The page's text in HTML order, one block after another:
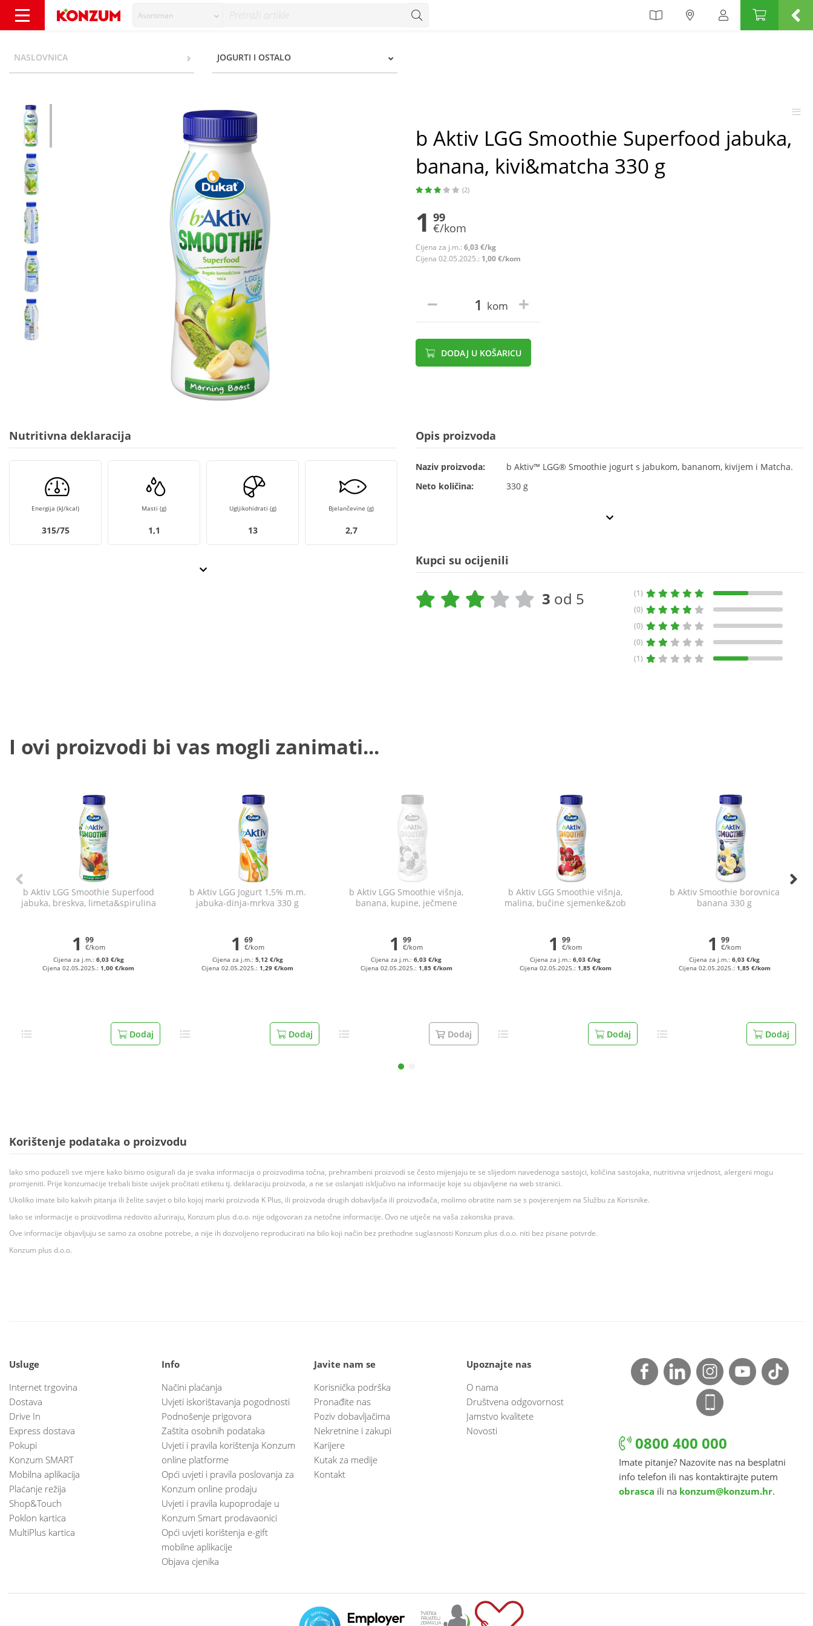
Asortiman
NASLOVNICA JOGURTI I OSTALO
b Aktiv LGG Smoothie Superfood jabuka,
banana, kivi&matcha 330 g
(2)
1 99
€/kom
Cijena za j.m.: 6,03 €/kg
Cijena 02.05.2025.: 1,00 €/kom
kom
DODAJ U KOŠARICU
Nutritivna deklaracija
Energija (kJ/kcal)
315/75
Masti (g)
1,1
Ugljikohidrati (g)
13
Bjelančevine (g)
2,7
Opis proizvoda
Naziv proizvoda:
b Aktiv™ LGG® Smoothie jogurt s jabukom, bananom, kivijem i Matcha.
Neto količina:
330 g
Kupci su ocijenili
3 od 5
(1)
(0)
(0)
(0)
(1)
I ovi proizvodi bi vas mogli zanimati...
b Aktiv LGG Smoothie Superfood
jabuka, breskva, limeta&spirulina
1 99
€/kom
Cijena za j.m.: 6,03 €/kg
Cijena 02.05.2025.:1,00 €/kom
Dodaj
b Aktiv LGG Jogurt 1,5% m.m.
jabuka-dinja-mrkva 330 g
1 69
€/kom
Cijena za j.m.: 5,12 €/kg
Cijena 02.05.2025.:1,29 €/kom
Dodaj
b Aktiv LGG Smoothie višnja,
banana, kupine, ječmene
1 99
€/kom
Cijena za j.m.:6,03 €/kg
Cijena 02.05.2025.: 1,85 €/kom
Dodaj
b Aktiv LGG Smoothie višnja,
malina, bučine sjemenke&zob
1 99
€/kom
Cijena za j.m.:6,03 €/kg
Cijena 02.05.2025.: 1,85 €/kom
Dodaj
b Aktiv Smoothie borovnica
banana 330 g
1 99
€/kom
Cijena za j.m.:6,03 €/kg
Cijena 02.05.2025.: 1,85 €/kom
Dodaj
Korištenje podataka o proizvodu
Iako smo poduzeli sve mjere kako bismo osigurali da je svaka informacija o proizvodima točna, prehrambeni proizvodi se često mijenjaju te se slijedom navedenoga sastojci, količina sastojaka, nutritivna vrijednost, alergeni mogu
promjeniti. Prije konzumacije trebali biste uvijek pročitati etiketu tj. deklaraciju proizvoda, a ne se oslanjati isključivo na informacije koje su objavljene na web stranici.
Ukoliko imate bilo kakvih pitanja ili želite savjet o bilo kojoj marki proizvoda K Plus, ili proizvoda drugih dobavljača ili proizvođača, molimo obratite nam se s povjerenjem na Službu za Korisnike.
Iako se informacije o proizvodima redovito ažuriraju, Konzum plus d.o.o. nije odgovoran za netočne informacije. Ovo ne utječe na vaša zakonska prava.
Ove informacije objavljuju se samo za osobne potrebe, a nije ih dozvoljeno reproducirati na bilo koji način bez prethodne suglasnosti Konzum plus d.o.o. niti bez pisane potvrde.
Konzum plus d.o.o.
Usluge
Internet trgovina
Dostava
Drive In
Express dostava
Pokupi
Konzum SMART
Mobilna aplikacija
Plaćanje režija
Shop&Touch
Poklon kartica
MultiPlus kartica
Info
Načini plaćanja
Uvjeti iskorištavanja pogodnosti
Podnošenje prigovora
Zaštita osobnih podataka
Uvjeti i pravila korištenja Konzum
online platforme
Opći uvjeti i pravila poslovanja za
Konzum online prodaju
Uvjeti i pravila kupoprodaje u
Konzum Smart prodavaonici
Opći uvjeti korištenja e-gift
mobilne aplikacije
Objava cjenika
Javite nam se
Korisnička podrška
Pronađite nas
Poziv dobavljačima
Nekretnine i zakupi
Karijere
Kutak za medije
Kontakt
Upoznajte nas
O nama
Društvena odgovornost
Jamstvo kvalitete
Novosti
0800 400 000
Imate pitanje? Nazovite nas na besplatni
info telefon ili nas kontaktirajte putem
obrasca ili na konzum@konzum.hr.